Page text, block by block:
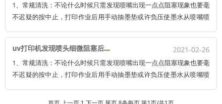
1、常规清洗：不论什么时候只需发现喷嘴出现一点点阻塞现象也要毫
不迟疑的按中止，打印作业后用手动抽墨垫或许负压使墨水从喷嘴喷
留墨水。留意：使用手动气泵时切勿用力过猛，否则会因压力过大而
损坏喷头。
uv打印机发现喷头细微阻塞后的处理办法 2021-02-26
1、常规清洗：不论什么时候只需发现喷嘴出现一点点阻塞现象也要毫
不迟疑的按中止，打印作业后用手动抽墨垫或许负压使墨水从喷嘴喷
留墨水。留意：使用手动气泵时切勿用力过猛，否则会因压力过大而